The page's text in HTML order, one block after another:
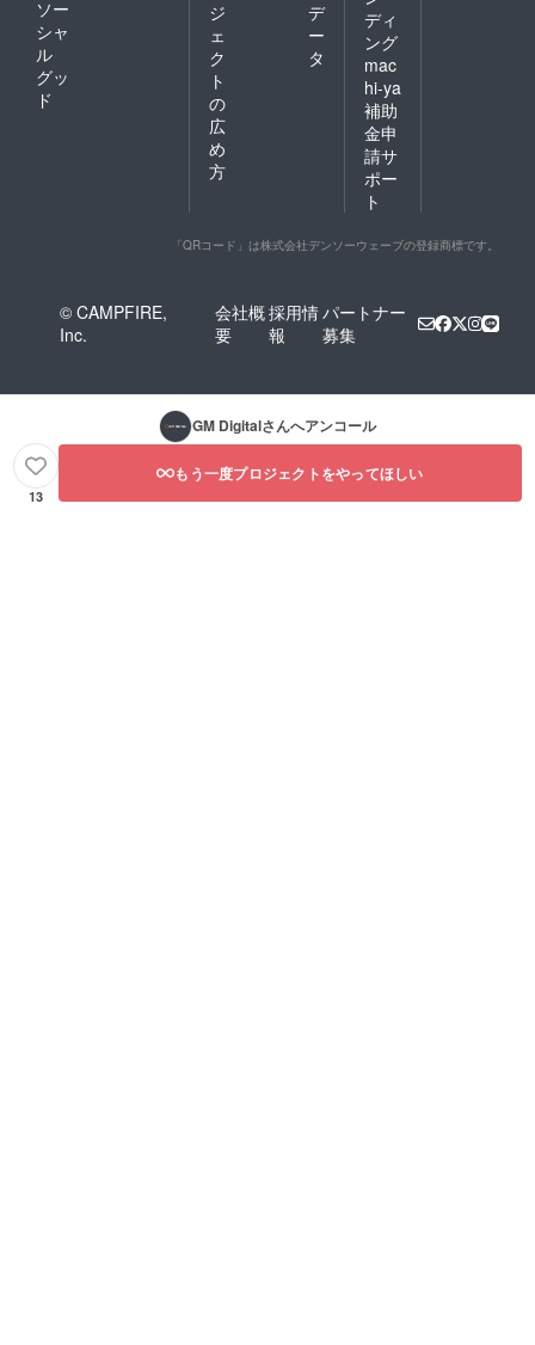
ソー
シャ
ル
グッ
ド
ジ
ェ
ク
ト
の
広
め
方
デ
ー
タ
ディ
ング
mac
hi-ya
補助
金申
請サ
ポー
ト
「QRコード」は株式会社デンソーウェーブの登録商標です。
© CAMPFIRE,
Inc.
会社概
要
採用情
報
パートナー
募集
GM Digitalさんへアンコール
13
もう一度プロジェクトをやってほしい